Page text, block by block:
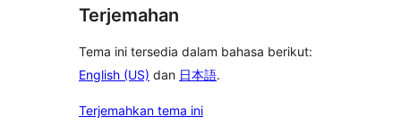
Terjemahan
Tema ini tersedia dalam bahasa berikut:
English (US) dan 日本語.
Terjemahkan tema ini